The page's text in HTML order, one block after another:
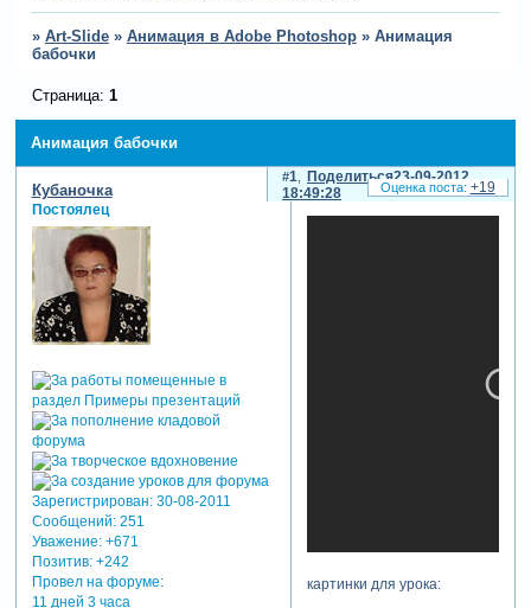
» Art-Slide » Анимация в Adobe Photoshop » Анимация
бабочки
Анимация бабочки
Страница: 1
Поделиться
1
23-09-2012
18:49:28
Кубаночка
Постоялец
Зарегистрирован: 30-08-2011
Сообщений:251
Уважение: +671
Позитив: +242
Провел на форуме:
11 дней 3 часа
картинки для урока:
+19